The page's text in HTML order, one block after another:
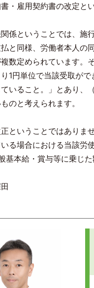
・雇用契約書の改定と
係ということでは、施
と同様、労働者本人の
数定められています。
1円単位で当該受取が
いること。」とあり、
のと考えられます。
ということではありま
る場合における当該労
基本給・賞与等に乗じ